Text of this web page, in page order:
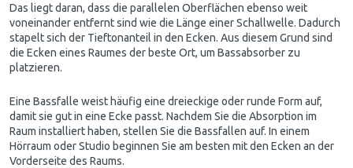
Das liegt daran, dass die parallelen Oberflächen ebenso weit
voneinander entfernt sind wie die Länge einer Schallwelle. Dadurch
stapelt sich der Tieftonanteil in den Ecken. Aus diesem Grund sind
die Ecken eines Raumes der beste Ort, um Bassabsorber zu
platzieren.
Eine Bassfalle weist häufig eine dreieckige oder runde Form auf,
damit sie gut in eine Ecke passt. Nachdem Sie die Absorption im
Raum installiert haben, stellen Sie die Bassfallen auf. In einem
Hörraum oder Studio beginnen Sie am besten mit den Ecken an der
Vorderseite des Raums.